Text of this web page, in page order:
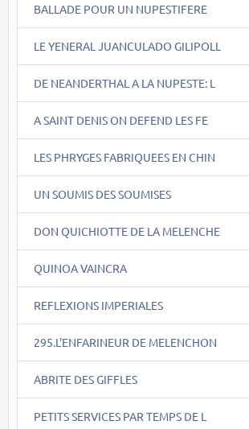
BALLADE POUR UN NUPESTIFERE
LE YENERAL JUANCULADO GILIPOLL
DE NEANDERTHAL A LA NUPESTE: L
A SAINT DENIS ON DEFEND LES FE
LES PHRYGES FABRIQUEES EN CHIN
UN SOUMIS DES SOUMISES
DON QUICHIOTTE DE LA MELENCHE
QUINOA VAINCRA
REFLEXIONS IMPERIALES
295.L'ENFARINEUR DE MELENCHON
ABRITE DES GIFFLES
PETITS SERVICES PAR TEMPS DE L